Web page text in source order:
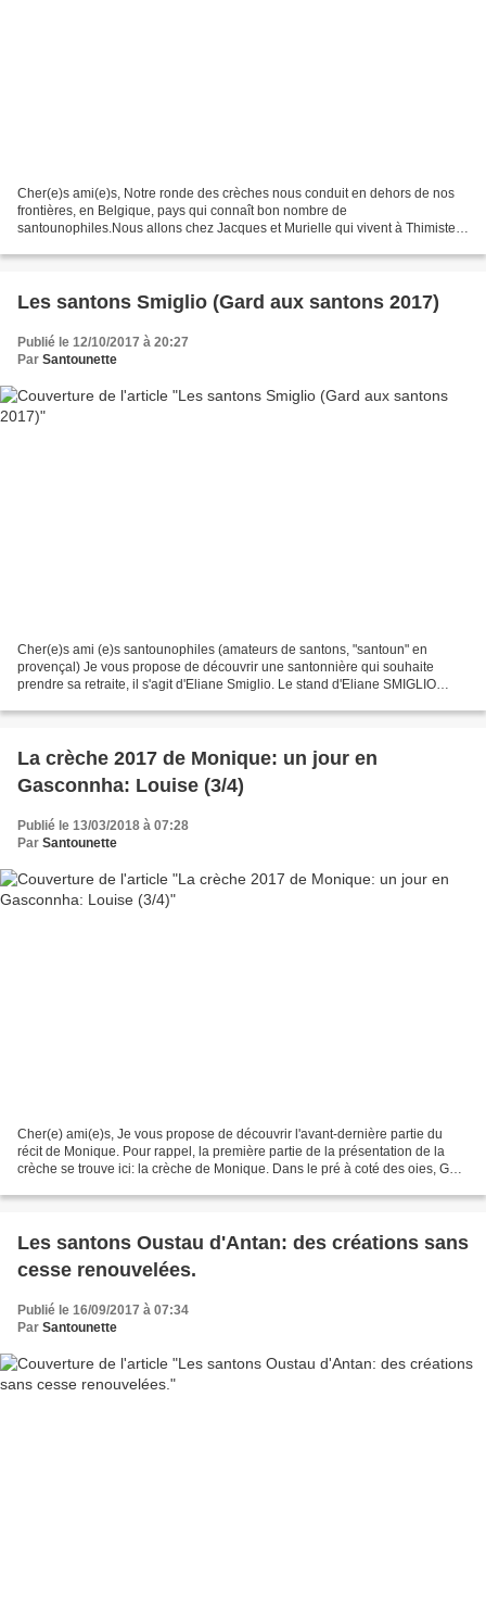
Cher(e)s ami(e)s, Notre ronde des crèches nous conduit en dehors de nos
frontières, en Belgique, pays qui connaît bon nombre de
santounophiles.Nous allons chez Jacques et Murielle qui vivent à Thimister-
Les santons Smiglio (Gard aux santons 2017)
Publié le 12/10/2017 à 20:27
Par Santounette
Cher(e)s ami (e)s santounophiles (amateurs de santons, "santoun" en
provençal) Je vous propose de découvrir une santonnière qui souhaite
prendre sa retraite, il s'agit d'Eliane Smiglio. Le stand d'Eliane SMIGLIO
La crèche 2017 de Monique: un jour en
Gasconnha: Louise (3/4)
Publié le 13/03/2018 à 07:28
Par Santounette
Cher(e) ami(e)s, Je vous propose de découvrir l'avant-dernière partie du
récit de Monique. Pour rappel, la première partie de la présentation de la
crèche se trouve ici: la crèche de Monique. Dans le pré à coté des oies, Géri
Les santons Oustau d'Antan: des créations sans
cesse renouvelées.
Publié le 16/09/2017 à 07:34
Par Santounette